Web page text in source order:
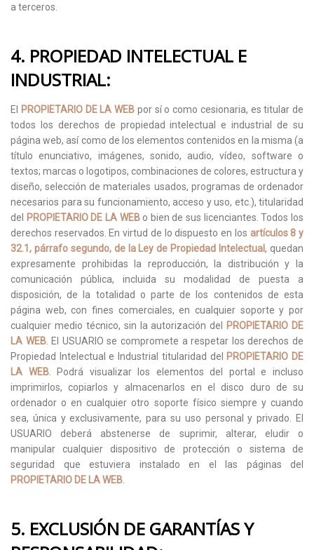
a terceros.
4. PROPIEDAD INTELECTUAL E
INDUSTRIAL:
El PROPIETARIO DE LA WEB por sí o como cesionaria, es titular de
todos los derechos de propiedad intelectual e industrial de su
página web, así como de los elementos contenidos en la misma (a
título enunciativo, imágenes, sonido, audio, vídeo, software o
textos; marcas o logotipos, combinaciones de colores, estructura y
diseño, selección de materiales usados, programas de ordenador
necesarios para su funcionamiento, acceso y uso, etc.), titularidad
del
PROPIETARIO DE LA WEBo bien de sus licenciantes. Todos los
derechos reservados. En virtud de lo dispuesto en los artículos 8 y
32.1, párrafo segundo, de la Ley de Propiedad Intelectual, quedan
expresamente prohibidas la reproducción, la distribución y la
comunicación pública, incluida su modalidad de puesta a
disposición, de la totalidad o parte de los contenidos de esta
página web, con fines comerciales, en cualquier soporte y por
cualquier medio técnico, sin la autorización del
PROPIETARIO DE
LA WEB. El USUARIO se compromete a respetar los derechos de
Propiedad Intelectual e Industrial titularidad del
PROPIETARIO DE
LA WEB. Podrá visualizar los elementos del portal e incluso
imprimirlos, copiarlos y almacenarlos en el disco duro de su
ordenador o en cualquier otro soporte físico siempre y cuando
sea, única y exclusivamente, para su uso personal y privado. El
USUARIO deberá abstenerse de suprimir, alterar, eludir o
manipular cualquier dispositivo de protección o sistema de
seguridad que estuviera instalado en el las páginas del
PROPIETARIO DE LA WEB
5. EXCLUSIÓN DE GARANTÍAS Y